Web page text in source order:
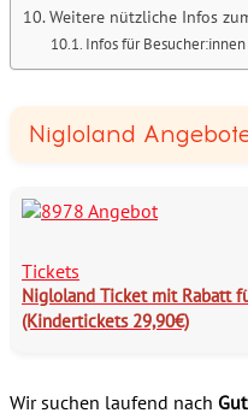
Weitere nützliche Infos
Infos für
Nigloland
Tickets
Nigloland Ticket mit Rabatt
(Kindertickets 29,90€)
Wir suchen laufend nach